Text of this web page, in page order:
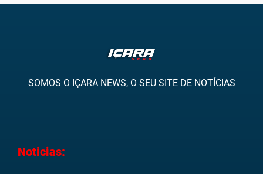
SOMOS O IÇARA NEWS, O SEU SITE DE NOTÍCIAS
Noticias: